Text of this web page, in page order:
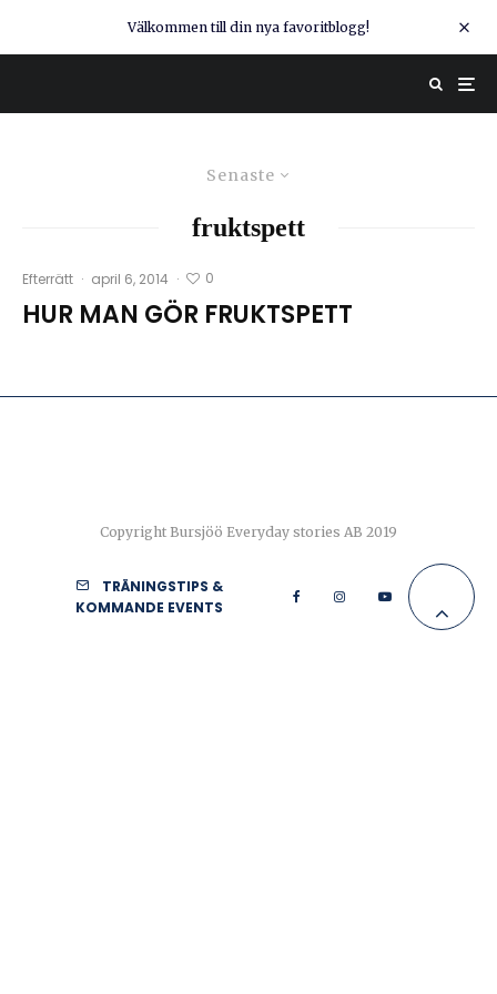
Välkommen till din nya favoritblogg!
Senaste
fruktspett
Efterrätt · april 6, 2014 · 0
HUR MAN GÖR FRUKTSPETT
Copyright Bursjöö Everyday stories AB 2019
TRÄNINGSTIPS &
KOMMANDE EVENTS